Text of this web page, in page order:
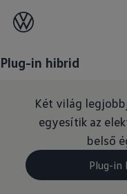
Plug-in hibrid
Két világ
egyesítik az
belső
Plug-in